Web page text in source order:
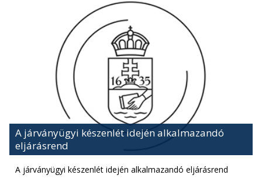
A járványügyi készenlét idején alkalmazandó
eljárásrend
A járványügyi készenlét idején alkalmazandó eljárásrend